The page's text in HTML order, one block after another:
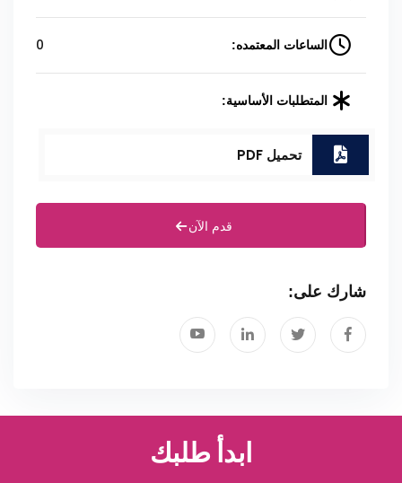
الساعات المعتمده: 0
المتطلبات الأساسية:
تحميل PDF
قدم الآن
شارك على:
ابدأ طلبك